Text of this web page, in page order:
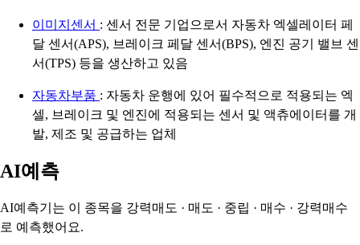
이미지센서 : 센서 전문 기업으로서 자동차 엑셀레이터 페
달 센서(APS), 브레이크 페달 센서(BPS), 엔진 공기 밸브 센
서(TPS) 등을 생산하고 있음
자동차부품 : 자동차 운행에 있어 필수적으로 적용되는 엑
셀, 브레이크 및 엔진에 적용되는 센서 및 액츄에이터를 개
발, 제조 및 공급하는 업체
AI예측
AI예측기는 이 종목을 강력매도 · 매도 · 중립 · 매수 · 강력매수
로 예측했어요.